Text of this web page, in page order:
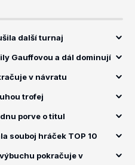
další turnaj
Gauffovou a dál dominují
v návratu
trofej
porve o titul
souboj hráček TOP 10
pokračuje v